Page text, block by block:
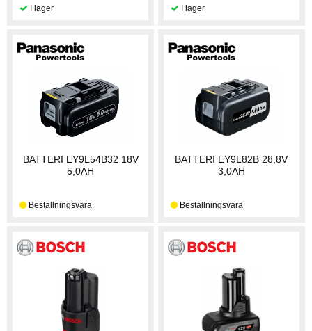
BATTERI EY9L54B32 18V
5,0AH
BATTERI EY9L82B 28,8V
3,0AH